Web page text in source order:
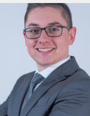
Pedro Henrique
Hermes
em Direto (UNISC); Mestre em Direito (UNISC);
em Direito (AMF); Advogado; Professor de cursos
pós-graduação na Escola Mineira de Direito (EMD);
da Coordenação do Curso de Direito; Coordenador
InLaw - Laboratório de Inovação e Direito da AMF;
do curso de Direito da Antonio Meneghetti
nas disciplinas de Direito Constitucional e FOIL. A